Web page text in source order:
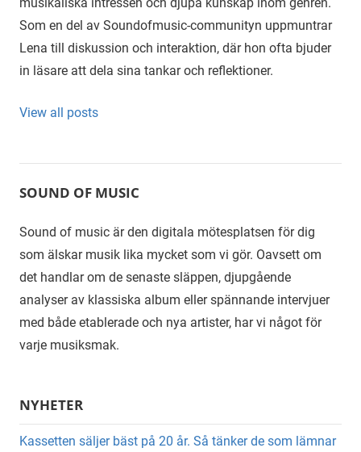
Som en del av Soundofmusic-communityn uppmuntrar
Lena till diskussion och interaktion, där hon ofta bjuder
in läsare att dela sina tankar och reflektioner.
View all posts
SOUND OF MUSIC
Sound of music är den digitala mötesplatsen för dig
som älskar musik lika mycket som vi gör. Oavsett om
det handlar om de senaste släppen, djupgående
analyser av klassiska album eller spännande intervjuer
med både etablerade och nya artister, har vi något för
varje musiksmak.
NYHETER
Kassetten säljer bäst på 20 år. Så tänker de som lämnar